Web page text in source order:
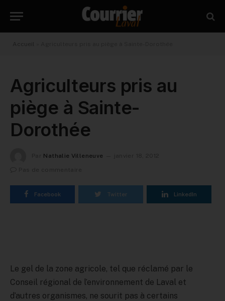
Agriculteurs pris au
piège à Sainte-
Dorothée
Nathalie Villeneuve
Facebook Twitter LinkedIn
Le gel de la zone agricole, tel que réclamé par le
Conseil régional de l’environnement de Laval et
d’autres organismes, ne sourit pas à certains